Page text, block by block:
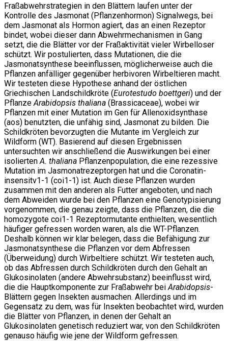
Fraßabwehrstrategien in den Blättern laufen unter der
Kontrolle des Jasmonat (Pflanzenhormon) Signalwegs, bei
dem Jasmonat als Hormon agiert, das an einen Rezeptor
bindet, wobei dieser dann Abwehrmechanismen in Gang
setzt, die die Blätter vor der Fraßaktivität vieler Wirbelloser
schützt. Wir postulierten, dass Mutationen, die die
Jasmonatsynthese beeinflussen, möglicherweise auch die
Pflanzen anfälliger gegenüber herbivoren Wirbeltieren macht.
Wir testeten diese Hypothese anhand der östlichen
Griechischen Landschildkröte (Eurotestudo boettgeri) und der
PflanzeArabidopsis thaliana (Brassicaceae), wobei wir
Pflanzen mit einer Mutation im Gen für Allenoxidsynthase
(aos) benutzten, die unfähig sind, Jasmonat zu bilden. Die
Schildkröten bevorzugten die Mutante im Vergleich zur
Wildform (WT). Basierend auf diesen Ergebnissen
untersuchten wir anschließend die Auswirkungen bei einer
isoliertenA. thaliana Pflanzenpopulation, die eine rezessive
Mutation im Jasmonatrezeptorgen hat und die Coronatin-
insensitv1-1 (coi1-1) ist. Auch diese Pflanzen wurden
zusammen mit den anderen als Futter angeboten, und nach
dem Abweiden wurde bei den Pflanzen eine Genotypisierung
vorgenommen, die genau zeigte, dass die Pflanzen, die die
homozygote coi1-1 Rezeptormutante enthielten, wesentlich
häufiger gefressen worden waren, als die WT-Pflanzen.
Deshalb können wir klar belegen, dass die Befähigung zur
Jasmonatsynthese die Pflanzen vor dem Abfressen
(Überweidung) durch Wirbeltiere schützt. Wir testeten auch,
ob das Abfressen durch Schildkröten durch den Gehalt an
Glukosinolaten (andere Abwehrsubstanz) beeinflusst wird,
die die Hauptkomponente zur Fraßabwehr beiArabidopsis-
Blättern gegen Insekten ausmachen. Allerdings und im
Gegensatz zu dem, was für Insekten beobachtet wird, wurden
die Blätter von Pflanzen, in denen der Gehalt an
Glukosinolaten genetisch reduziert war, von den Schildkröten
genauso häufig wie jene der Wildform gefressen.